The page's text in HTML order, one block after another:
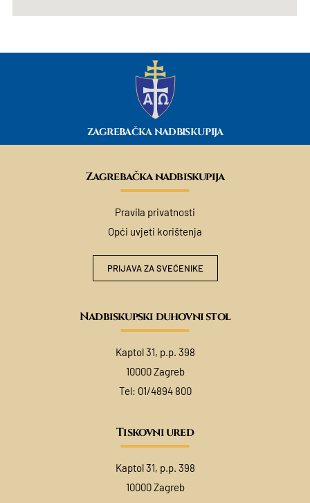
ZAGREBAČKA NADBISKUPIJA
Zagrebačka nadbiskupija
Pravila privatnosti
Opći uvjeti korištenja
PRIJAVA ZA SVEĆENIKE
Nadbiskupski duhovni stol
Kaptol 31, p.p. 398
10000 Zagreb
Tel: 01/4894 800
Tiskovni ured
Kaptol 31, p.p. 398
10000 Zagreb